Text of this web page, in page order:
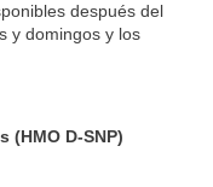
después del
y domingos y los
(HMO D-SNP)